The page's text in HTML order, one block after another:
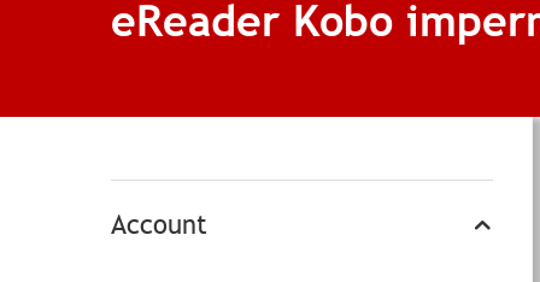
eReader Kobo
Account